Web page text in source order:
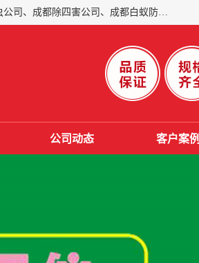
成都仁民有害生物防治服务有限公司是一家经营成都灭跳蚤公司、成都灭鼠公司、成都除虫公司、成都除四害公司、成都白蚁防治公司、成都杀虫公司等。业务覆盖：青白江、郫县、简阳、金堂、乐山、眉山、绵阳、彭州等区域。 由于我们的专业技术和服务态度得到了肯定、 目前公司已经与省内外的多个金 融企业、高端写字楼、星级酒 店、宾馆餐饮企业、学校、制造生产企业、物业小区建立了长期友好的合作关系。
公司动态 客户案例